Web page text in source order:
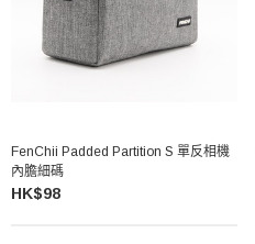
FenChii Padded Partition S 單反相機
內膽細碼
HK$98